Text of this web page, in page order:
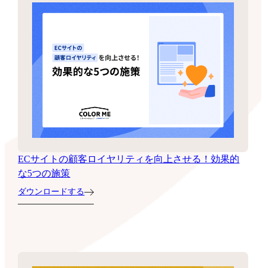
ECサイトの顧客ロイヤリティを向上させる！効果的
な5つの施策
ダウンロードする